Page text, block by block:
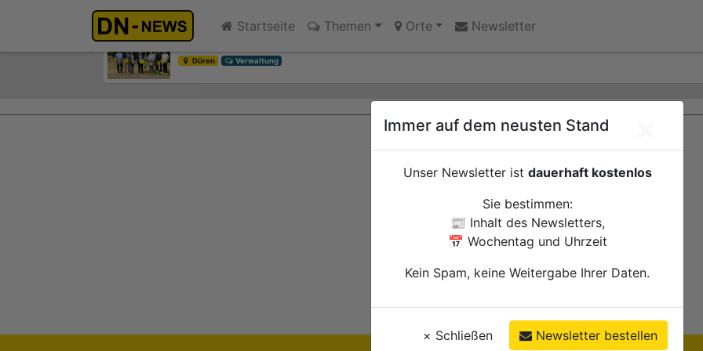
Startseite
Themen Orte Newsletter
Smarte Baumbewässerung: Neues Pilotprojekt lädt Bürgerinnen und Bürger zum
Düren
Verwaltung
Previous
Ihre Anzeige hier?
Immer auf dem neusten Stand
Unser Newsletter ist dauerhaft kostenlos
Sie bestimmen:
📰 Inhalt des Newsletters,
📅 Wochentag und Uhrzeit
Kein Spam, keine Weitergabe Ihrer Daten.
× Schließen Newsletter bestellen